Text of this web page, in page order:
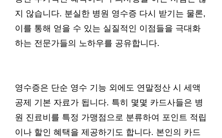
지 않습니다. 분실한 병원 영수증 다시 받기는 물론,
이를 통해 얻을 수 있는 실질적인 이점들을 극대화
하는 전문가들의 노하우를 공유합니다.
영수증은 단순 영수 기능 외에도 연말정산 시 세액
공제 기본 자료가 됩니다. 특히 몇몇 카드사들은 병
원 진료비를 특정 가맹점으로 분류하여 포인트 적립
이나 할인 혜택을 제공하기도 합니다. 본인의 카드